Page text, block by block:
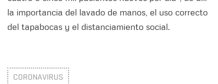
la importancia del lavado de manos, el uso correcto
del tapabocas y el distanciamiento social.
CORONAVIRUS